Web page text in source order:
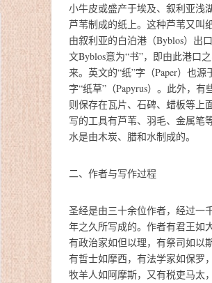
小牛皮或盛产于埃及、叙利亚浅
芦苇制成的纸上。这种芦苇又叫纸
由叙利亚的白泊港（Byblos）出
文Byblos意为“书”，即由此港口
来。英文的“纸”字（Paper）也源
字“纸草”（Papyrus）。此外，有
则保存在瓦片、石碑、蜡板等上
写的工具有芦苇、羽毛、金属笔
水是由木炭、腊和水制成的。
二、作者与写作过程
圣经是由三十余位作者，经过一
年之久所写成的。作者有君王如大
有政治家如但以理，有祭司如以斯
有哲士如摩西，有法学家如保罗
牧羊人如阿摩斯，又有税吏马太